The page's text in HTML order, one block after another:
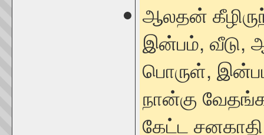
ஆலதன்
இன்பம், வீடு,
பொருள்,
நான்கு
கேட்ட